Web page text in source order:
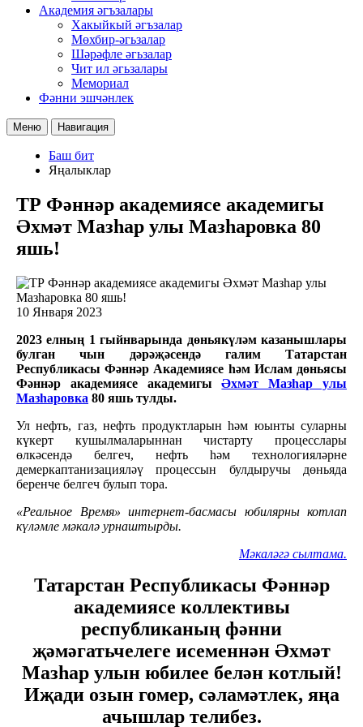
Академия әгъзалары
Хакыйкый әгъзалар
Мөхбир-әгьзалар
Шәрәфле әгьзалар
Чит ил әгьзалары
Мемориал
Фәнни эшчәнлек
Меню Навигация
Баш бит
Яңалыклар
ТР Фәннәр академиясе академигы
Әхмәт Мазһар улы Мазһаровка 80
яшь!
10 Января 2023
2023 елның 1 гыйнварында дөньякүләм казанышлары
булган чын дәрәҗәсендә галим Татарстан
Республикасы Фәннәр Академиясе һәм Ислам дөньясы
Фәннәр академиясе академигыӘхмәт Мазһар улы
Мазһаровка 80 яшь тулды.
Ул нефть, газ, нефть продуктларын һәм юынты суларны
күкерт кушылмаларыннан чистарту процесслары
өлкәсендә белгеч, нефть һәм технологияләрне
демеркаптанизацияләү процессын булдыручы дөньяда
беренче белгеч булып тора.
«Реальное Время» интернет-басмасы юбилярны котлап
күләмле мәкалә урнаштырды.
Мәкаләгә сылтама.
Татарстан Республикасы Фәннәр
академиясе коллективы
республиканың фәнни
җәмәгатьчелеге исеменнән Әхмәт
Мазһар улын юбилее белән котлый!
Иҗади озын гомер, сәламәтлек, яңа
ачышлар телибез.